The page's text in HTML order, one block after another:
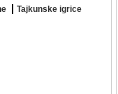
Tajkunske igrice